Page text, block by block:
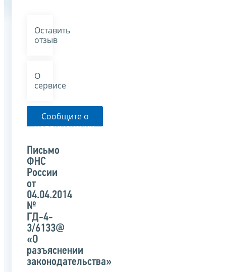
Оставить
отзыв
О
сервисе
Сообщите о
неприменении
органом
указанного
письма
Письмо
ФНС
России
от
04.04.2014
№
ГД-4-
3/6133@
«О
разъяснении
законодательства»